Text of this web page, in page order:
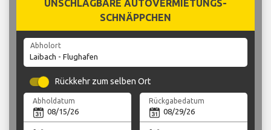
UNSCHLAGBARE AUTOVERMIETUNGS-
SCHNÄPPCHEN
Abholort
Rückkehr zum selben Ort
Abholdatum Rückgabedatum